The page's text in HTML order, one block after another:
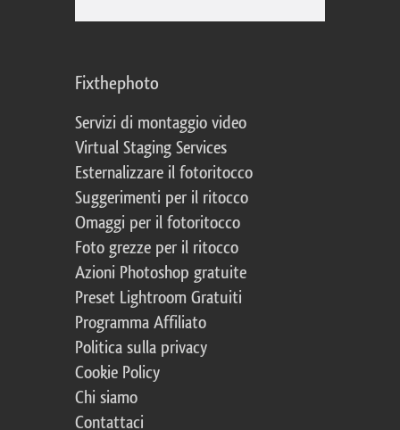
Fixthephoto
Servizi di montaggio video
Virtual Staging Services
Esternalizzare il fotoritocco
Suggerimenti per il ritocco
Omaggi per il fotoritocco
Foto grezze per il ritocco
Azioni Photoshop gratuite
Preset Lightroom Gratuiti
Programma Affiliato
Politica sulla privacy
Cookie Policy
Chi siamo
Contattaci